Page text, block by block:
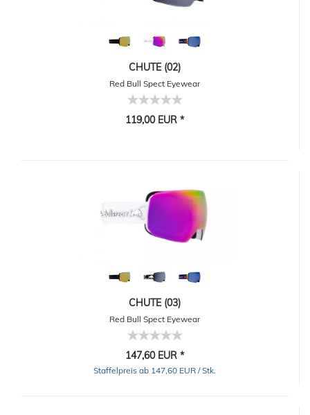
CHUTE (02)
Red Bull Spect Eyewear
119,00 EUR *
CHUTE (03)
Red Bull Spect Eyewear
147,60 EUR *
Staffelpreis ab 147,60 EUR / Stk.